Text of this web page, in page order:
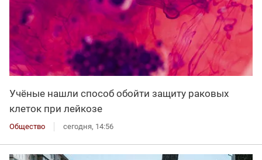
Учёные нашли способ обойти защиту раковых
клеток при лейкозе
Общество сегодня, 14:56